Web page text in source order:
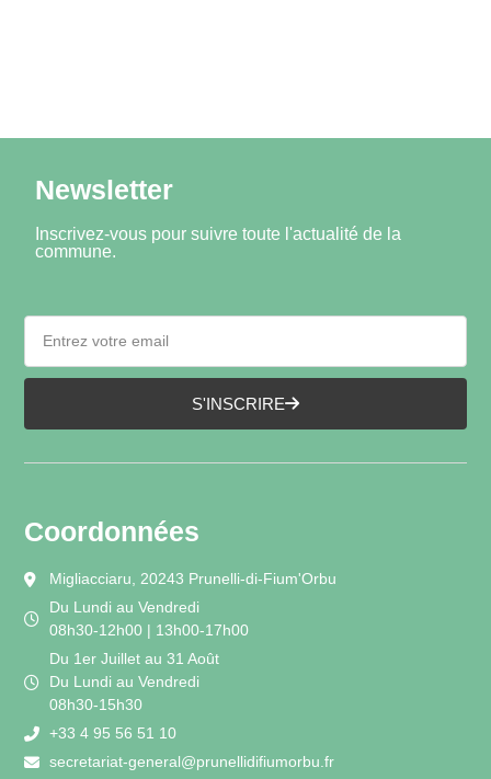
Newsletter
Inscrivez-vous pour suivre toute l'actualité de la
commune.
S'INSCRIRE
Coordonnées
Migliacciaru, 20243 Prunelli-di-Fium'Orbu
Du Lundi au Vendredi
08h30-12h00 | 13h00-17h00
Du 1er Juillet au 31 Août
Du Lundi au Vendredi
08h30-15h30
+33 4 95 56 51 10
secretariat-general@prunellidifiumorbu.fr